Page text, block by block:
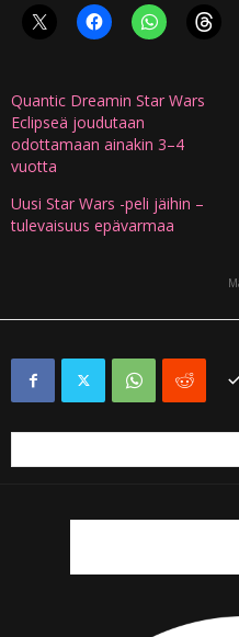
Quantic Dreamin Star Wars
Eclipseä joudutaan
odottamaan ainakin 3–4
vuotta
Uusi Star Wars -peli jäihin –
tulevaisuus epävarmaa